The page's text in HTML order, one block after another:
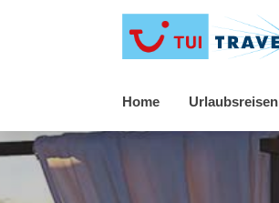
Home Urlaubsreisen